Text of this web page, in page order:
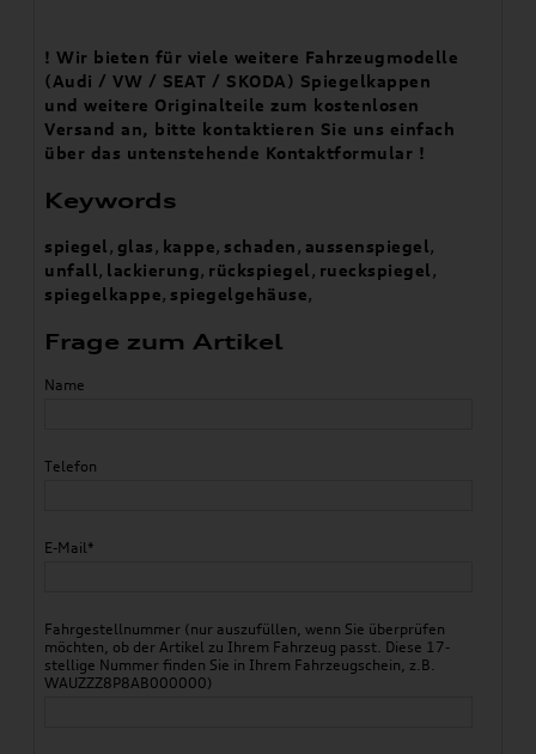
! Wir bieten für viele weitere Fahrzeugmodelle
(Audi / VW / SEAT / SKODA) Spiegelkappen
und weitere Originalteile zum kostenlosen
Versand an, bitte kontaktieren Sie uns einfach
über das untenstehende Kontaktformular !
Keywords
spiegel, glas, kappe, schaden, aussenspiegel,
unfall, lackierung, rückspiegel, rueckspiegel,
spiegelkappe, spiegelgehäuse,
Frage zum Artikel
Name
Telefon
E-Mail*
Fahrgestellnummer (nur auszufüllen, wenn Sie überprüfen
möchten, ob der Artikel zu Ihrem Fahrzeug passt. Diese 17-
stellige Nummer finden Sie in Ihrem Fahrzeugschein, z.B.
WAUZZZ8P8AB000000)